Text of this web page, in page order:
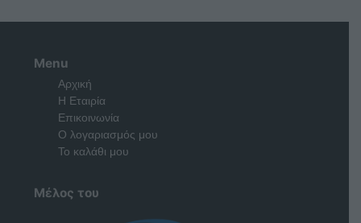
Menu
Αρχική
Η Εταιρία
Επικοινωνία
Ο λογαριασμός μου
Το καλάθι μου
Μέλος του